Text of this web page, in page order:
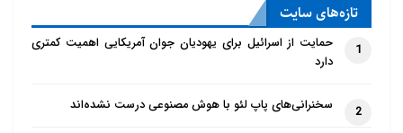
تازه‌‌های سایت
1
حمایت از اسرائیل برای یهودیان جوان آمریکایی اهمیت کمتری
دارد
2 سخنرانی‌های پاپ لئو با هوش مصنوعی درست نشده‌اند